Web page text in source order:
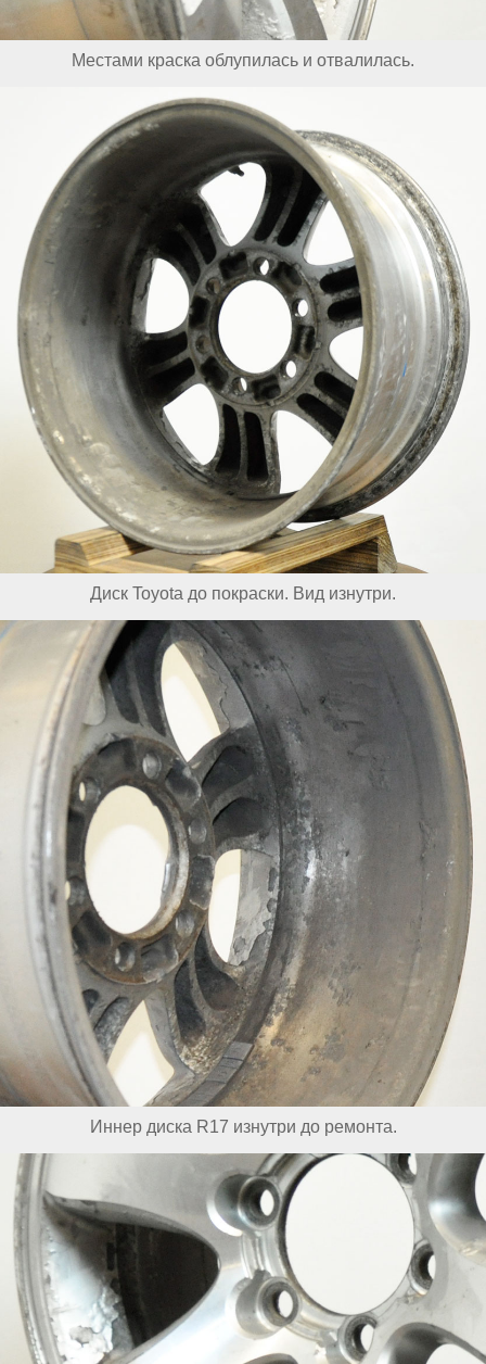
Местами краска облупилась и отвалилась.
Диск Toyota до покраски. Вид изнутри.
Иннер диска R17 изнутри до ремонта.